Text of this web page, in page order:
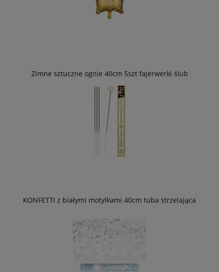
Zimne sztuczne ognie 40cm 5szt fajerwerki ślub
KONFETTI z białymi motylkami 40cm tuba strzelająca